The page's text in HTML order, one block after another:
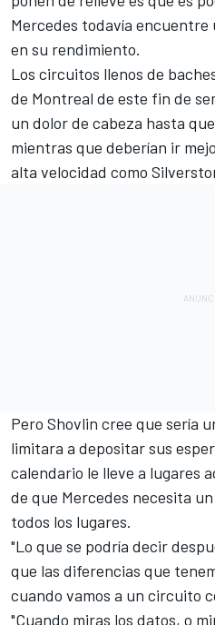
Mercedes todavía
en su rendimiento.
Los circuitos llenos de
de Montreal de este fin de
un dolor de cabeza hasta
mientras que deberían ir
alta velocidad como
Pero Shovlin cree que sería
limitara a depositar sus
calendario le lleve a lugares
de que Mercedes necesita
todos los lugares.
"Lo que se podría decir
que las diferencias que
cuando vamos a un circuito
"Cuando miras los datos, o